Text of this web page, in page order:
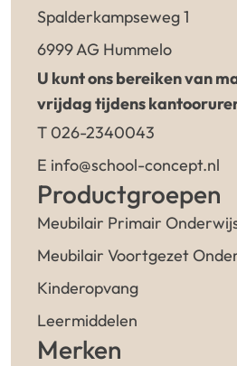
Spalderkampseweg 1
6999 AG Hummelo
U kunt ons bereiken van
vrijdag tijdens
T 026-2340043
E info@school-concept.nl
Productgroepen
Meubilair Primair
Meubilair Voortgezet
Kinderopvang
Leermiddelen
Merken